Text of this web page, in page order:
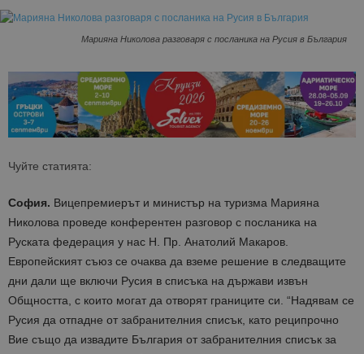
Марияна Николова разговаря с посланика на Русия в България
Чуйте статията:
София. Вицепремиерът и министър на туризма Марияна
Николова проведе конферентен разговор с посланика на
Руската федерация у нас Н. Пр. Анатолий Макаров.
Европейският съюз се очаква да вземе решение в следващите
дни дали ще включи Русия в списъка на държави извън
Общността, с които могат да отворят границите си. “Надявам се
Русия да отпадне от забранителния списък, като реципрочно
Вие също да извадите България от забранителния списък за